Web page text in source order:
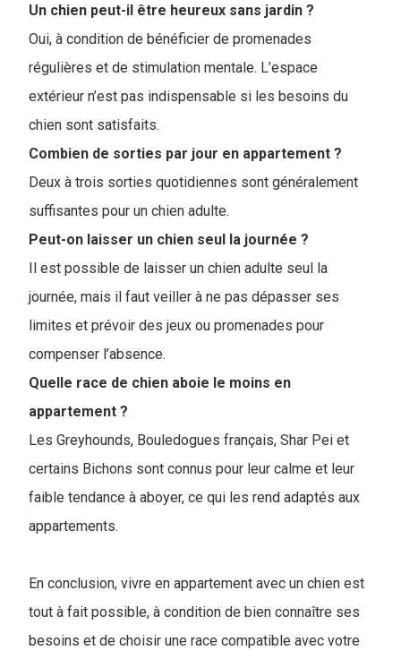
Un chien peut-il être heureux sans jardin ?
Oui, à condition de bénéficier de promenades
régulières et de stimulation mentale. L’espace
extérieur n’est pas indispensable si les besoins du
chien sont satisfaits.
Combien de sorties par jour en appartement ?
Deux à trois sorties quotidiennes sont généralement
suffisantes pour un chien adulte.
Peut-on laisser un chien seul la journée ?
Il est possible de laisser un chien adulte seul la
journée, mais il faut veiller à ne pas dépasser ses
limites et prévoir des jeux ou promenades pour
compenser l’absence.
Quelle race de chien aboie le moins en
appartement ?
Les Greyhounds, Bouledogues français, Shar Pei et
certains Bichons sont connus pour leur calme et leur
faible tendance à aboyer, ce qui les rend adaptés aux
appartements.
En conclusion, vivre en appartement avec un chien est
tout à fait possible, à condition de bien connaître ses
besoins et de choisir une race compatible avec votre